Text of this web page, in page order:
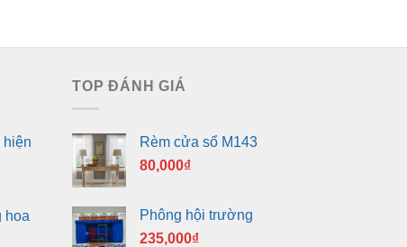
hiện
hoa
TOP ĐÁNH GIÁ
Rèm cửa sổ M143
80,000₫
Phông hội trường
235,000₫